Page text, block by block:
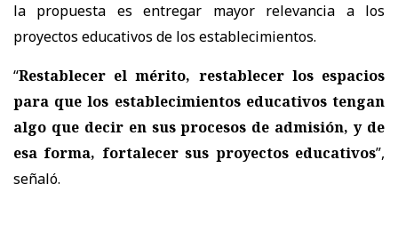
la propuesta esentregar mayor relevancia a los
proyectos educativos de los establecimientos.
“Restablecer el mérito, restablecer los espacios
para que los establecimientos educativos tengan
algo que decir en sus procesos de admisión, y de
esa forma, fortalecer sus proyectos educativos”,
señaló.